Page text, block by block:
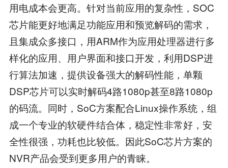
用电成本会更高。针对当前应用的复杂性，SOC
芯片能更好地满足功能应用和预览解码的需求，
且集成众多接口，用ARM作为应用处理器进行多
样化的应用、用户界面和接口开发，利用DSP进
行算法加速，提供设备强大的解码性能，单颗
DSP芯片可以实时解码4路1080p甚至8路1080p
的码流。同时，SoC方案配合Linux操作系统，组
成一个专业的软硬件结合体，稳定性非常好，安
全性很强，功耗也比较低。因此SoC芯片方案的
NVR产品会受到更多用户的青睐。